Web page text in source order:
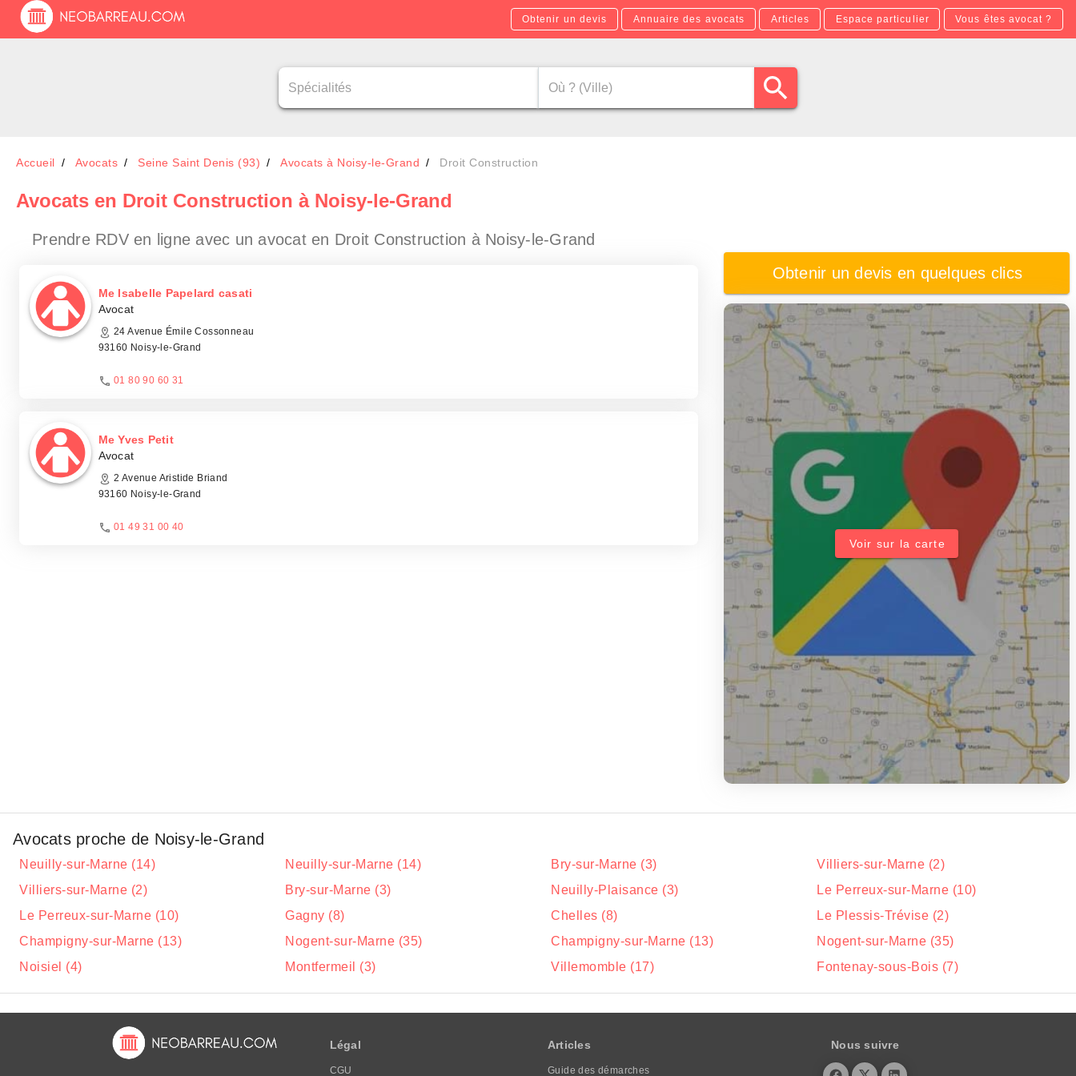
Obtenir un devis Annuaire des avocats Articles Espace particulier Vous êtes avocat ?
Accueil Avocats Seine Saint Denis (93) Avocats à Noisy-le-Grand Droit Construction
Avocats en Droit Construction à Noisy-le-Grand
Prendre RDV en ligne avec un avocat en Droit Construction à Noisy-le-Grand
Me Isabelle Papelard casati
Avocat
24 Avenue Émile Cossonneau
93160 Noisy-le-Grand
01 80 90 60 31
Me Yves Petit
Avocat
2 Avenue Aristide Briand
93160 Noisy-le-Grand
01 49 31 00 40
Obtenir un devis en quelques clics
Voir sur la carte
Avocats proche de Noisy-le-Grand
Neuilly-sur-Marne (14) Neuilly-sur-Marne (14) Bry-sur-Marne (3)
Villiers-sur-Marne (2)
Villiers-sur-Marne (2)
Bry-sur-Marne (3) Neuilly-Plaisance (3)
Le Perreux-sur-Marne (10)
Le Perreux-sur-Marne (10)
Gagny (8) Chelles (8)
Le Plessis-Trévise (2)
Champigny-sur-Marne (13)
Nogent-sur-Marne (35) Champigny-sur-Marne (13)
Nogent-sur-Marne (35)
Noisiel (4)
Montfermeil (3) Villemomble (17) Fontenay-sous-Bois (7)
Légal
CGU
Articles
Guide des démarches
Nous suivre